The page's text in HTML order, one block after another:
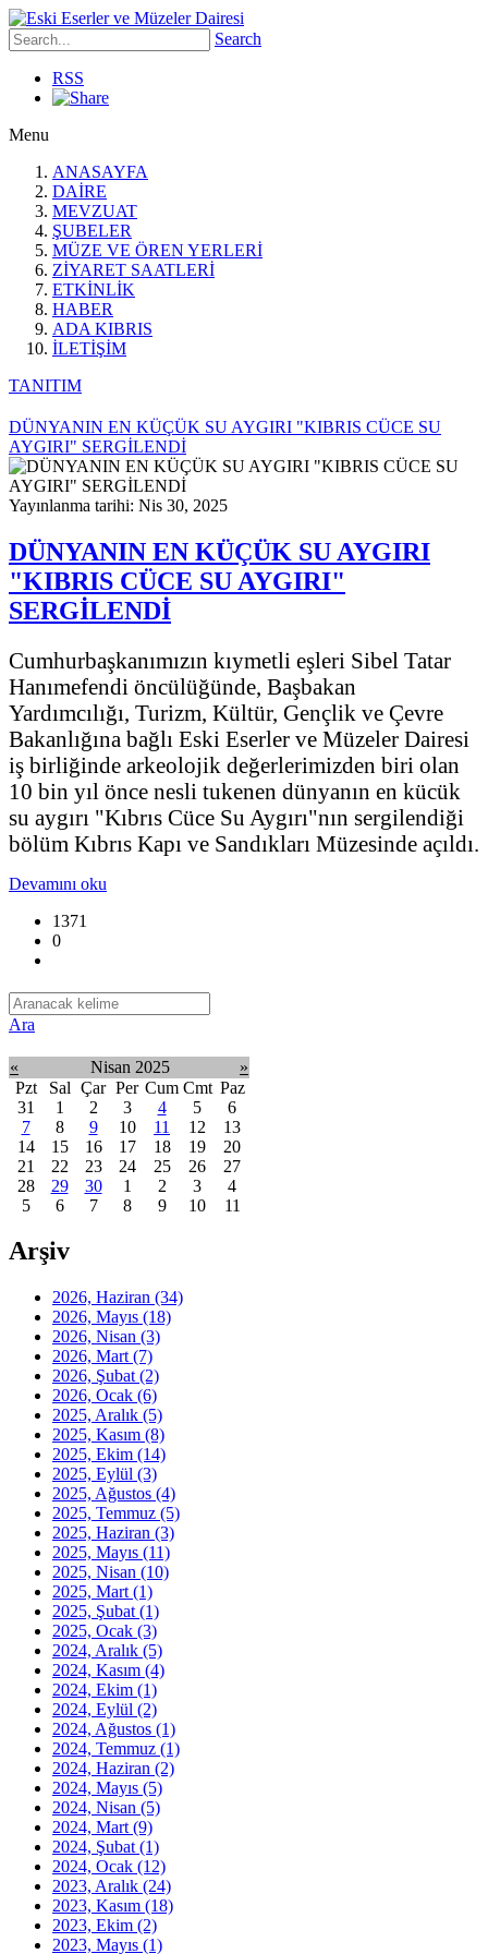
Search
RSS
Menu
ANASAYFA
DAİRE
MEVZUAT
ŞUBELER
MÜZE VE ÖREN YERLERİ
ZİYARET SAATLERİ
ETKİNLİK
HABER
ADA KIBRIS
İLETİŞİM
TANITIM
DÜNYANIN EN KÜÇÜK SU AYGIRI "KIBRIS CÜCE SU
AYGIRI" SERGİLENDİ
Yayınlanma tarihi: Nis 30, 2025
DÜNYANIN EN KÜÇÜK SU AYGIRI
"KIBRIS CÜCE SU AYGIRI"
SERGİLENDİ
Cumhurbaşkanımızın kıymetli eşleri Sibel Tatar
Hanımefendi öncülüğünde, Başbakan
Yardımcılığı, Turizm, Kültür, Gençlik ve Çevre
Bakanlığına bağlı Eski Eserler ve Müzeler Dairesi
iş birliğinde arkeolojik değerlerimizden biri olan
10 bin yıl önce nesli tukenen dünyanın en kücük
su aygırı "Kıbrıs Cüce Su Aygırı"nın sergilendiği
bölüm Kıbrıs Kapı ve Sandıkları Müzesinde açıldı.
Devamını oku
1371
0
Ara
« Nisan 2025
»
Pzt
Sal Çar Per Cum Cmt Paz
31
1 2 3 4 5
6
7
8 9 10 11 12
13
14
15 16 17 18 19
20
21
22 23 24 25 26
27
28
29 30 1 2 3
4
5
6 7 8 9 10 11
Arşiv
2026, Haziran (34)
2026, Mayıs (18)
2026, Nisan (3)
2026, Mart (7)
2026, Şubat (2)
2026, Ocak (6)
2025, Aralık (5)
2025, Kasım (8)
2025, Ekim (14)
2025, Eylül (3)
2025, Ağustos (4)
2025, Temmuz (5)
2025, Haziran (3)
2025, Mayıs (11)
2025, Nisan (10)
2025, Mart (1)
2025, Şubat (1)
2025, Ocak (3)
2024, Aralık (5)
2024, Kasım (4)
2024, Ekim (1)
2024, Eylül (2)
2024, Ağustos (1)
2024, Temmuz (1)
2024, Haziran (2)
2024, Mayıs (5)
2024, Nisan (5)
2024, Mart (9)
2024, Şubat (1)
2024, Ocak (12)
2023, Aralık (24)
2023, Kasım (18)
2023, Ekim (2)
2023, Mayıs (1)